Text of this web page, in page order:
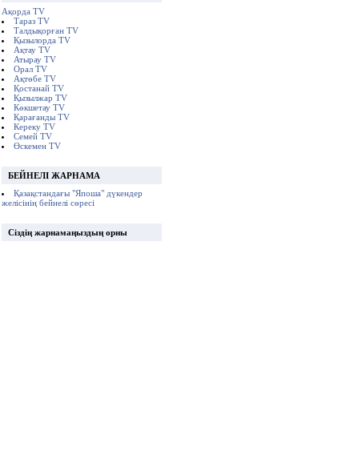
Ақорда TV
Тараз TV
Талдықорған TV
Қызылорда TV
Ақтау TV
Атырау TV
Орал TV
Ақтөбе TV
Қостанай TV
Қызылжар TV
Көкшетау TV
Қарағанды TV
Кереку TV
Семей TV
Өскемен TV
БЕЙНЕЛІ ЖАРНАМА
Қазақстандағы "Япоша" дүкендер
желісінің бейнелі сөресі
Сіздің жарнамаңыздың орны